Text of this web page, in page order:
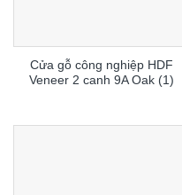
Cửa gỗ công nghiệp HDF
Veneer 2 canh 9A Oak (1)